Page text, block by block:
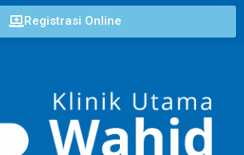
Registrasi Online